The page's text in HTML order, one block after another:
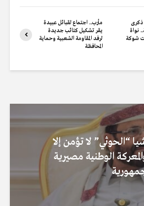
مأرب.. اجتماع لقبائل عبيدة
يقر تشكيل كتائب جديدة
لرفد المقاومة الشعبية وحماية
المحافظة
ذكرى
نواة
شوكة
“الحوثي” لا تؤمن إلا
الوطنية مصيرية